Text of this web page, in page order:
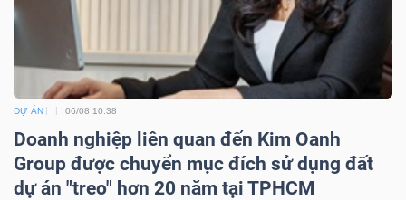
DỰ ÁN 06/08 10:38
Doanh nghiệp liên quan đến Kim Oanh
Group được chuyển mục đích sử dụng đất
dự án "treo" hơn 20 năm tại TPHCM